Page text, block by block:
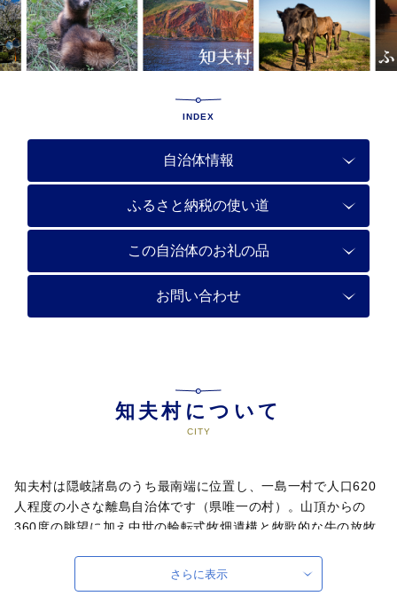
INDEX
自治体情報
ふるさと納税の使い道
この自治体のお礼の品
お問い合わせ
知夫村について
知夫村は隠岐諸島のうち最南端に位置し、一島一村で人口620
人程度の小さな離島自治体です（県唯一の村）。山頂からの
360度の眺望に加え中世の輪転式牧畑遺構と牧歌的な牛の放牧
勝天然記念物「赤壁」。訪れる方の心を奪う絶景地を有する一
方、辺地としての課題の山積もまた現実です。村を応援してい
さらに表示